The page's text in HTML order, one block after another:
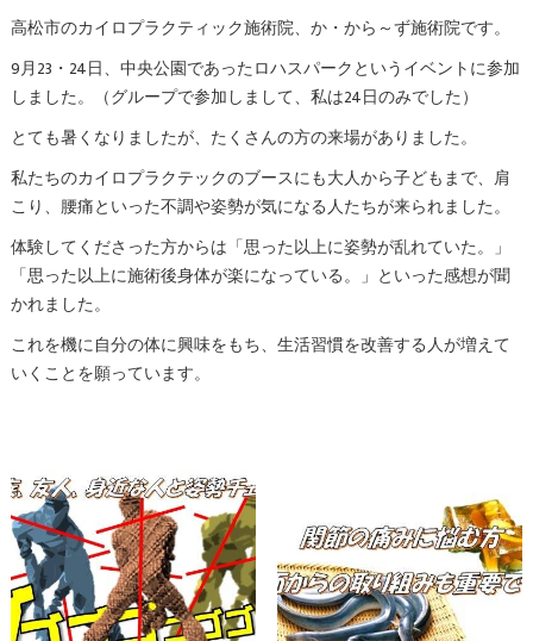
高松市のカイロプラクティック施術院、か・から～ず施術院です。
9月23・24日、中央公園であったロハスパークというイベントに参加
しました。（グループで参加しまして、私は24日のみでした）
とても暑くなりましたが、たくさんの方の来場がありました。
私たちのカイロプラクテックのブースにも大人から子どもまで、肩
こり、腰痛といった不調や姿勢が気になる人たちが来られました。
体験してくださった方からは「思った以上に姿勢が乱れていた。」
「思った以上に施術後身体が楽になっている。」といった感想が聞
かれました。
これを機に自分の体に興味をもち、生活習慣を改善する人が増えて
いくことを願っています。